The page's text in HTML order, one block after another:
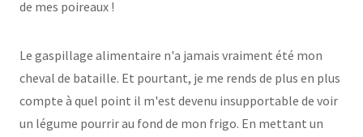
de mes poireaux !
Le gaspillage alimentaire n'a jamais vraiment été mon
cheval de bataille. Et pourtant, je me rends de plus en plus
compte à quel point il m'est devenu insupportable de voir
un légume pourrir au fond de mon frigo. En mettant un